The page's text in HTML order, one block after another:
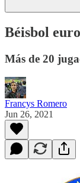
Béisbol
Más de 20
Francys Romero
Jun 26, 2021